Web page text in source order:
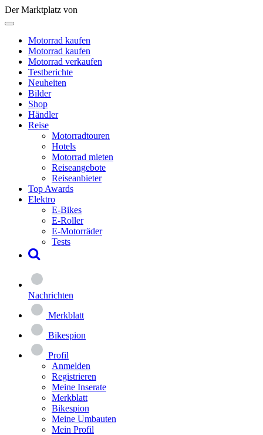
Der Marktplatz von
Motorrad kaufen
Motorrad kaufen
Motorrad verkaufen
Testberichte
Neuheiten
Bilder
Shop
Händler
Reise
Motorradtouren
Hotels
Motorrad mieten
Reiseangebote
Reiseanbieter
Top Awards
Elektro
E-Bikes
E-Roller
E-Motorräder
Tests
Nachrichten
Merkblatt
Bikespion
Profil
Anmelden
Registrieren
Meine Inserate
Merkblatt
Bikespion
Meine Umbauten
Mein Profil